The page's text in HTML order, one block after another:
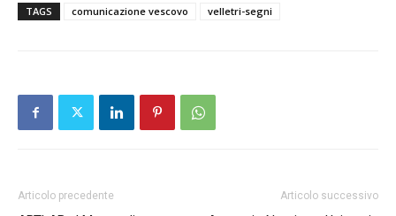
TAGS comunicazione vescovo velletri-segni
Articolo precedente Articolo successivo